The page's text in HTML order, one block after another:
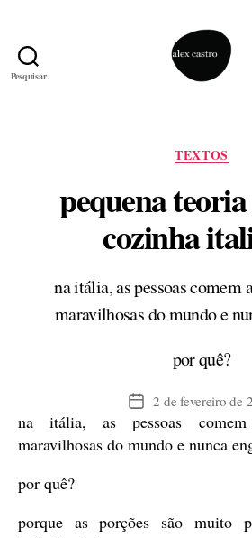
Pesquisar
TEXTOS
pequena
cozinha
na itália, as pessoas comem
maravilhosas do mundo e
por quê?
Data
de
publicação
2 de fevereiro de
na itália, as pessoas
maravilhosas do mundo e nunca
por quê?
porque as porções são muito